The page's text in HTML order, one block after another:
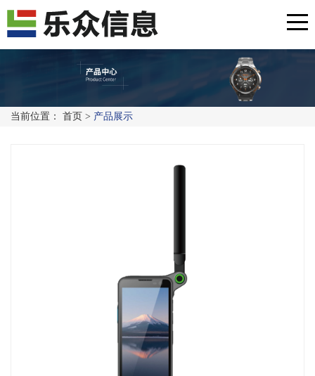
当前位置： 首页 > 产品展示